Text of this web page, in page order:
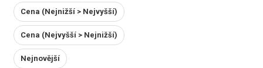
Cena (Nejnižší > Nejvyšší)
Cena (Nejvyšší > Nejnižší)
Nejnovější